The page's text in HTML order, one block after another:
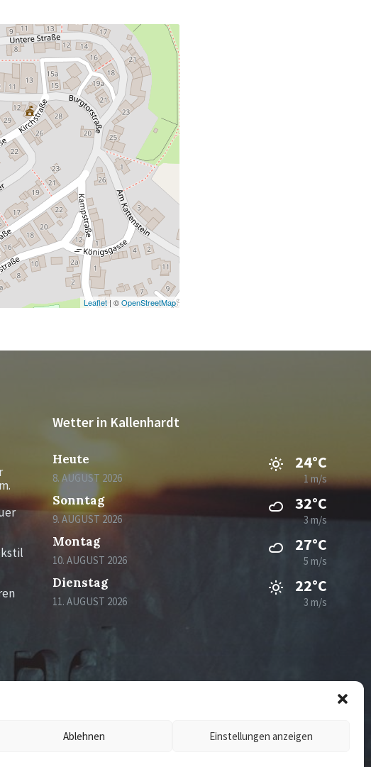
Ablehnen Einstellungen anzeigen
Leaflet| ©OpenStreetMap
Wetter in Kallenhardt
Heute
8. AUGUST 2026
24°C
1 m/s
Sonntag
9. AUGUST 2026
32°C
3 m/s
Montag
10. AUGUST 2026
27°C
5 m/s
Dienstag
11. AUGUST 2026
22°C
3 m/s